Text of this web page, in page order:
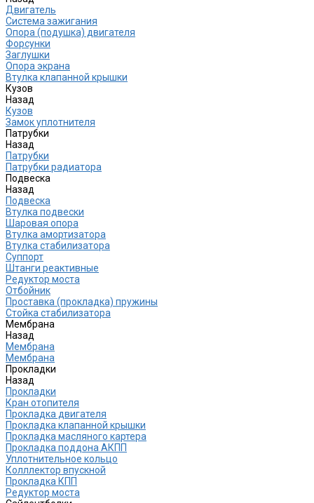
Двигатель
Система зажигания
Опора (подушка) двигателя
Форсунки
Заглушки
Опора экрана
Втулка клапанной крышки
Кузов
Назад
Кузов
Замок уплотнителя
Патрубки
Назад
Патрубки
Патрубки радиатора
Подвеска
Назад
Подвеска
Втулка подвески
Шаровая опора
Втулка амортизатора
Втулка стабилизатора
Cуппорт
Штанги реактивные
Редуктор моста
Отбойник
Проставка (прокладка) пружины
Стойка стабилизатора
Мембрана
Назад
Мембрана
Мембрана
Прокладки
Назад
Прокладки
Кран отопителя
Прокладка двигателя
Прокладка клапанной крышки
Прокладка масляного картера
Прокладка поддона АКПП
Уплотнительное кольцо
Колллектор впускной
Прокладка КПП
Редуктор моста